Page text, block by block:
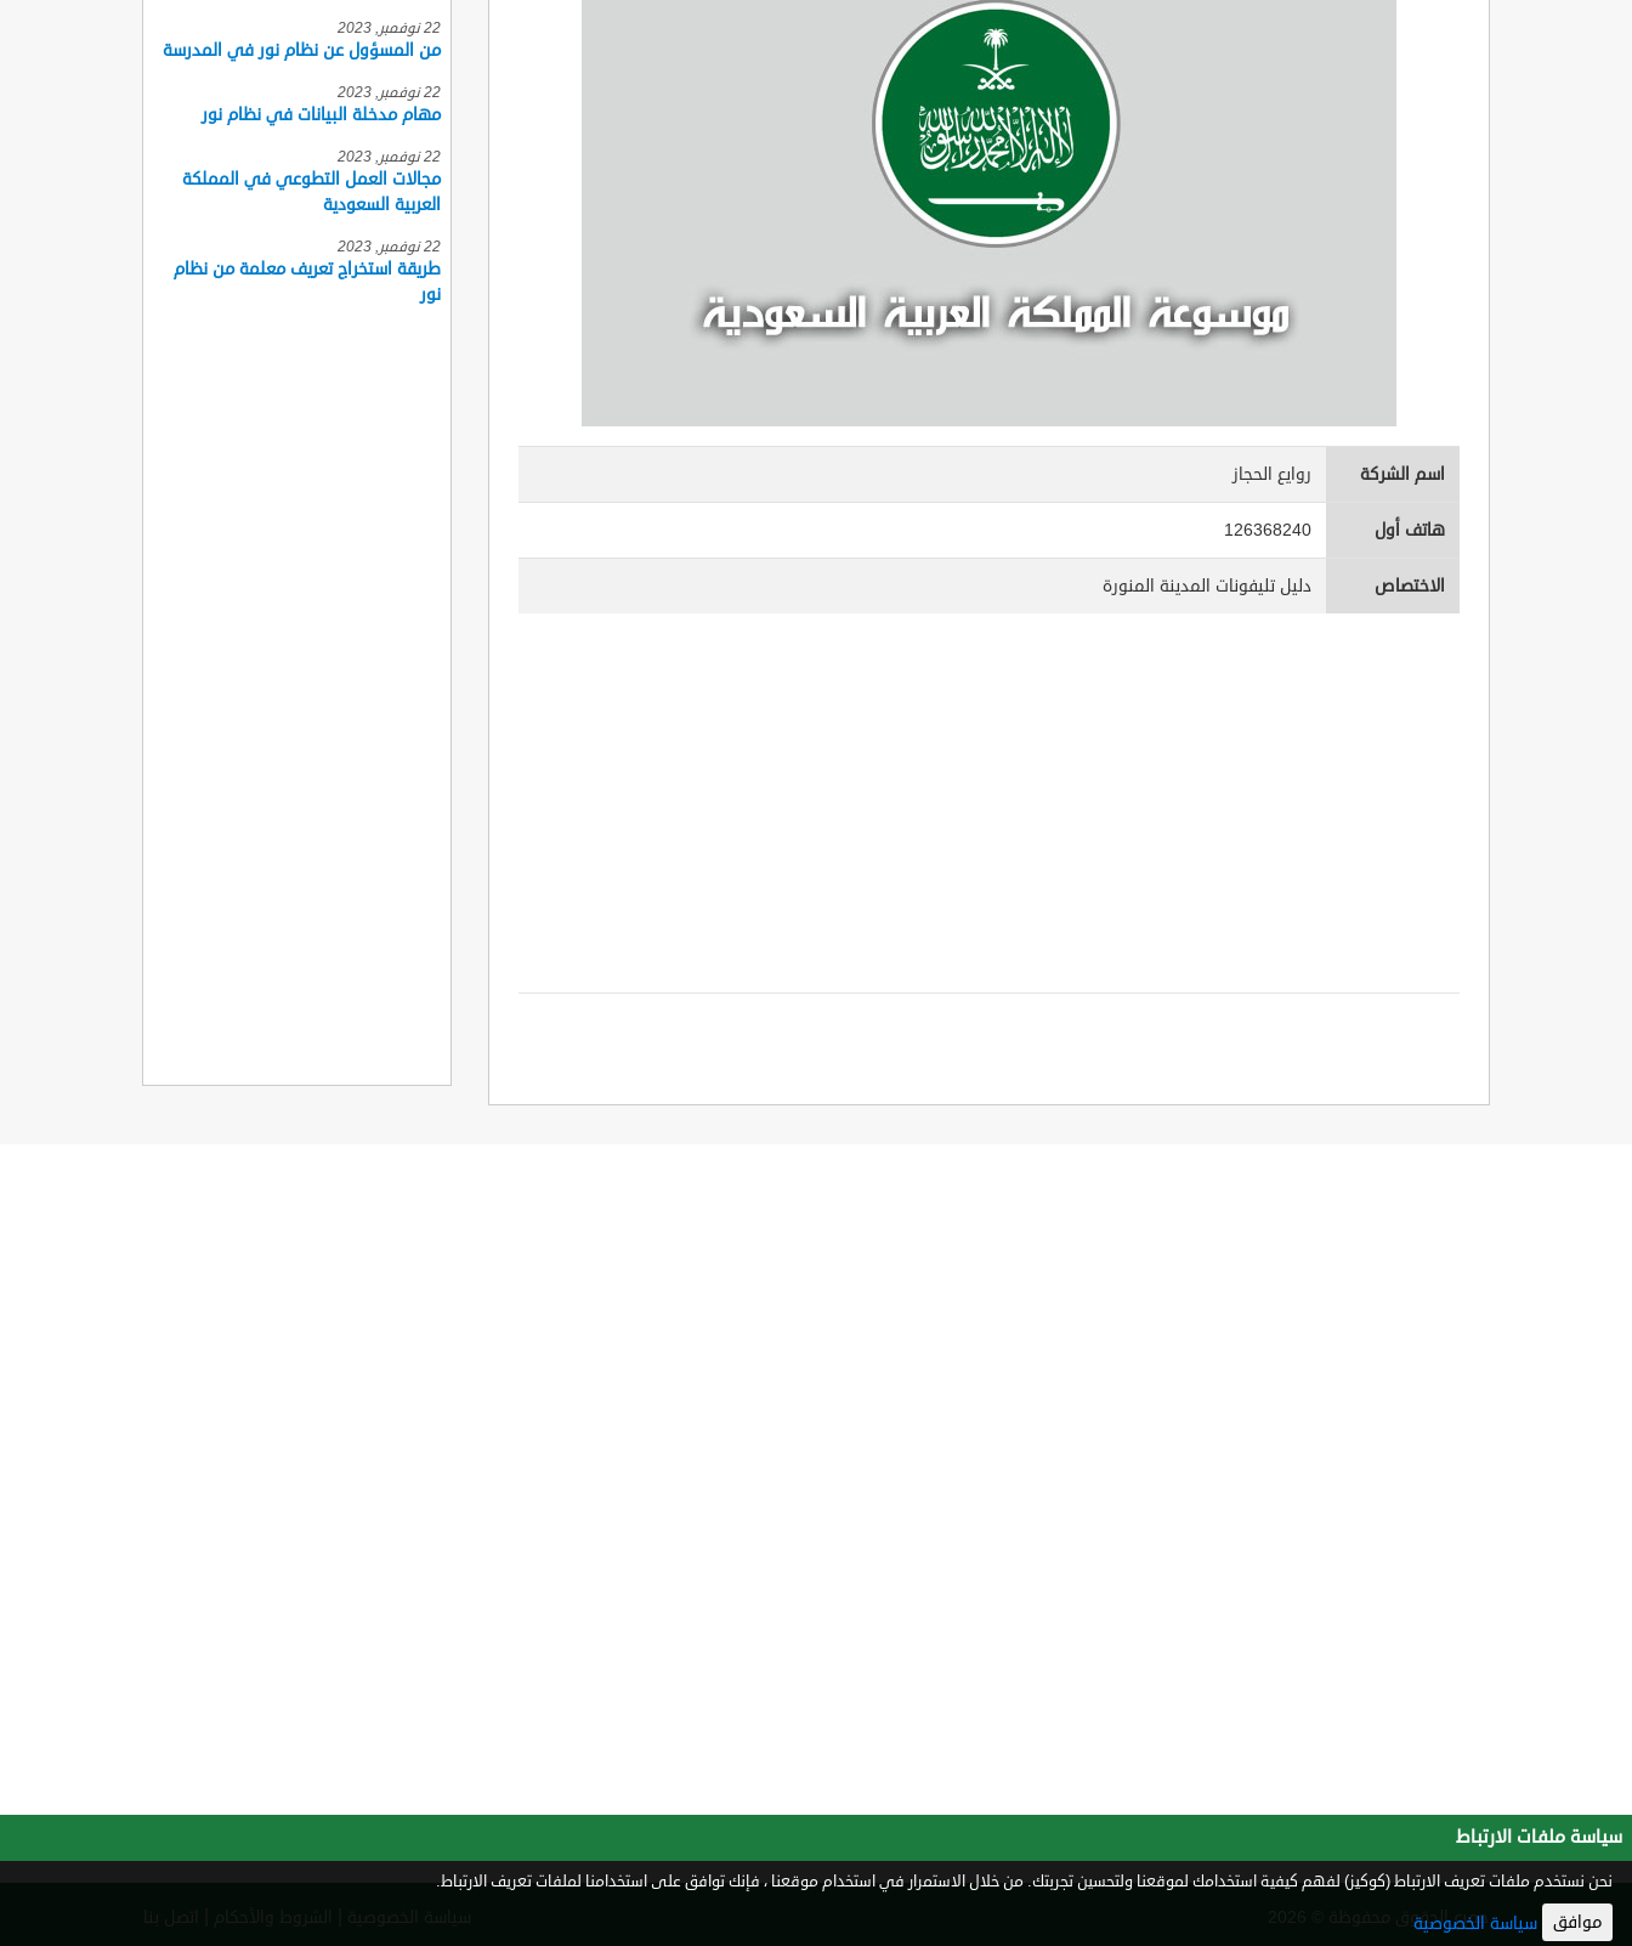
اسم الشركة روايع الحجاز
هاتف أول 126368240
الاختصاص دليل تليفونات المدينة المنورة
22 نوفمبر, 2023
من المسؤول عن نظام نور في المدرسة
22 نوفمبر, 2023
مهام مدخلة البيانات في نظام نور
22 نوفمبر, 2023
مجالات العمل التطوعي في المملكة
العربية السعودية
22 نوفمبر, 2023
طريقة استخراج تعريف معلمة من نظام
نور
جميع الحقوق محفوظة © 2026
سياسة ملفات الارتباط
نحن نستخدم ملفات تعريف الارتباط (كوكيز) لفهم كيفية استخدامك لموقعنا ولتحسين تجربتك. من خلال الاستمرار في استخدام موقعنا ، فإنك توافق على استخدامنا لملفات تعريف الارتباط.
موافق سياسة الخصوصية